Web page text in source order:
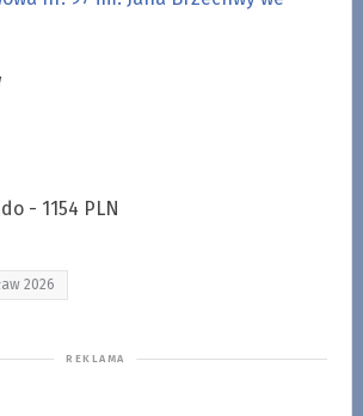
- 1154 PLN
2026